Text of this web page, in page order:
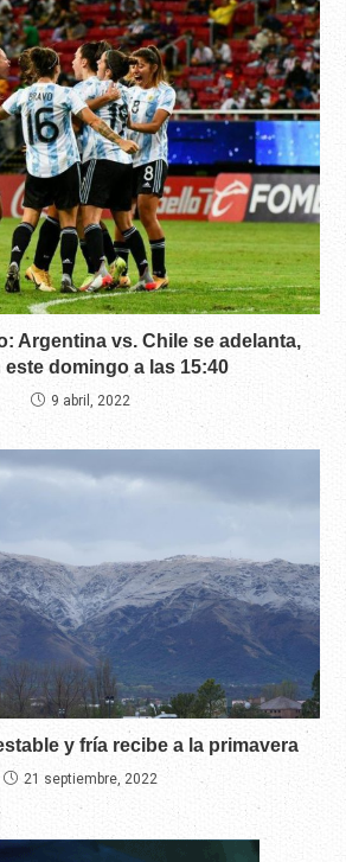
Argentina vs. Chile se adelanta,
este domingo a las 15:40
9 abril, 2022
y fría recibe a la primavera
21 septiembre, 2022